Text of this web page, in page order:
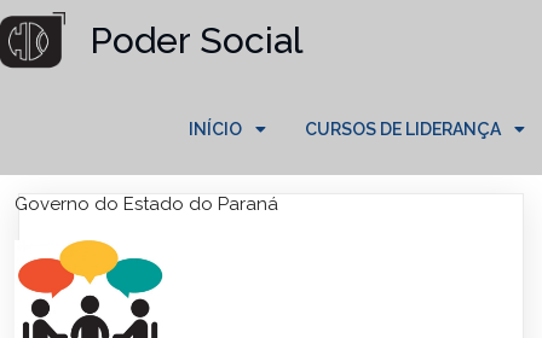
Poder Social
INÍCIO CURSOS DE LIDERANÇA
Governo do Estado do Paraná